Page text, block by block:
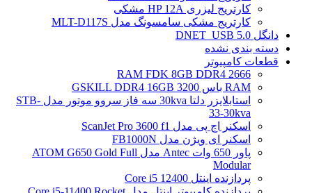
کارتریج لیزری HP 12A مشکی
کارتریج مشکی سامسونگ مدل MLT-D117S
دانگل DNET_USB 5.0
دسته بندی نشده
قطعات کامپیوتر
RAM FDK 8GB DDR4 2666
RAM باس 3200 GSKILL DDR4 16GB
استابلایزر دلتا 30kva سه فاز سروو موتور مدل STB-
33-30kva
اسکنر اچ پی مدل ScanJet Pro 3600 f1
اسکنر ای ویژن مدل FB1000N
پاور 650 وات Antec مدل ATOM G650 Gold Full
Modular
پردازنده اینتل Core i5 12400